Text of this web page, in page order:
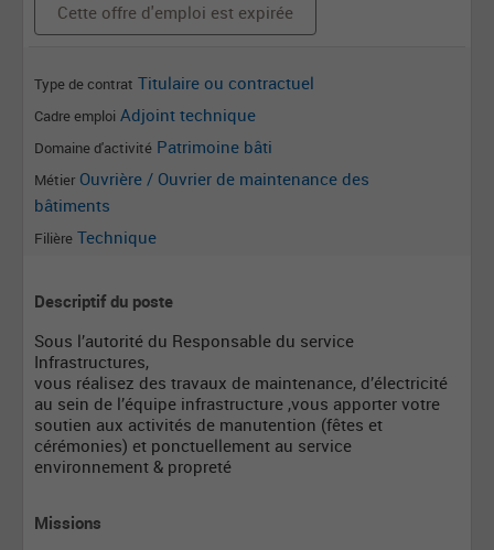
Cette offre d'emploi est expirée
Type de contrat Titulaire ou contractuel
Cadre emploi Adjoint technique
Domaine d'activité Patrimoine bâti
Métier Ouvrière / Ouvrier de maintenance des
bâtiments
Filière Technique
Descriptif du poste
Sous l’autorité du Responsable du service
Infrastructures,
vous réalisez des travaux de maintenance, d’électricité
au sein de l’équipe infrastructure ,vous apporter votre
soutien aux activités de manutention (fêtes et
cérémonies) et ponctuellement au service
environnement & propreté
Missions